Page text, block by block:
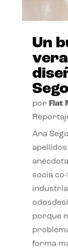
Un
por Flat
Ana
socia
porque
forma